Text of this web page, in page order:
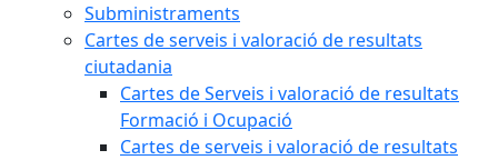
Subministraments
Cartes de serveis i valoració de resultats
ciutadania
Cartes de Serveis i valoració de resultats
Formació i Ocupació
Cartes de serveis i valoració de resultats